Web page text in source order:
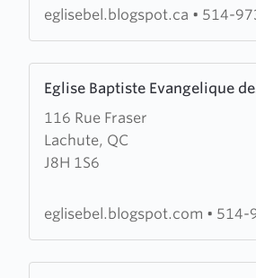
deseglisebel.blogspot.ca • 514-
Eglise Baptiste Evangelique
116 Rue Fraser
Lachute, QC
J8H 1S6
more
about
Eglise
Baptiste
deseglisebel.blogspot.com • 514-